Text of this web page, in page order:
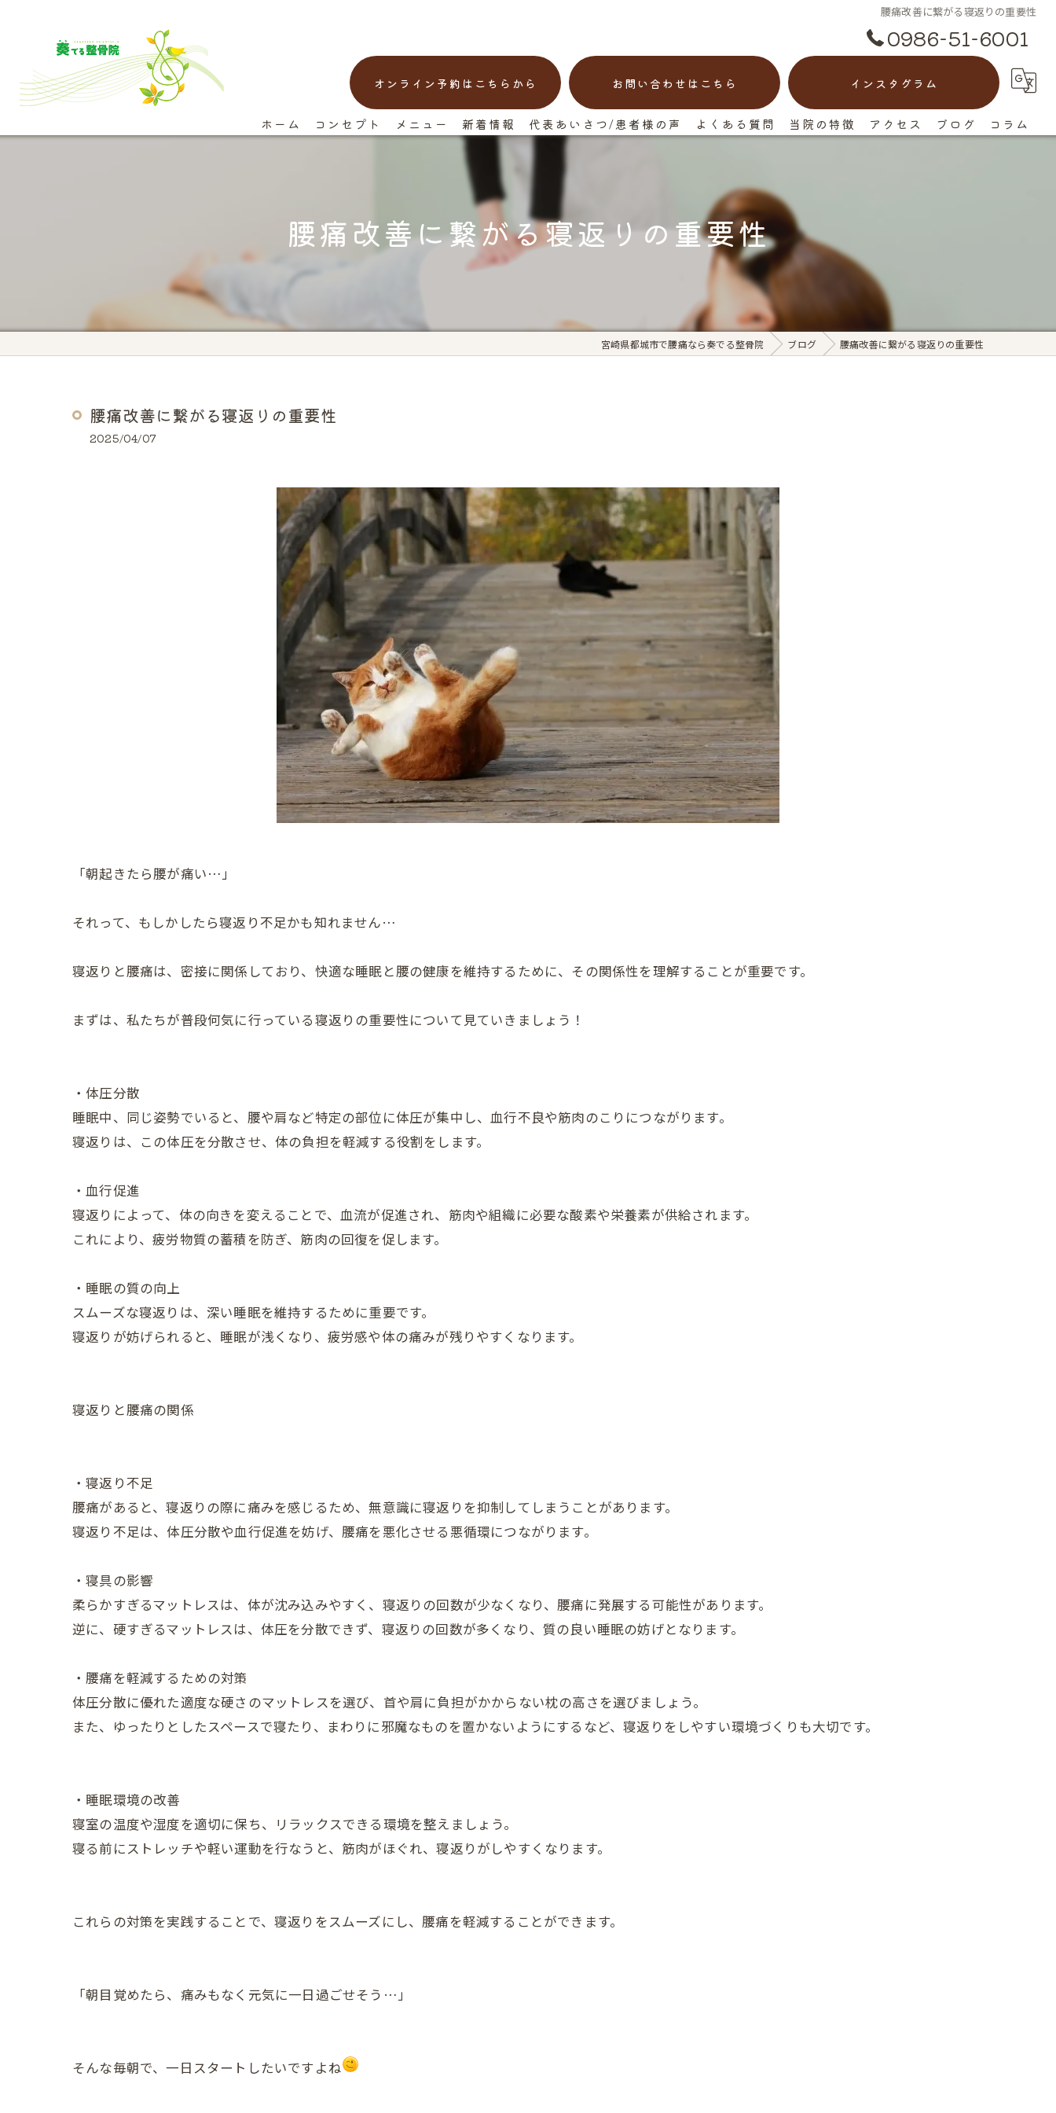
腰痛改善に繋がる寝返りの重要性
0986-51-6001
オンライン予約はこちらから お問い合わせはこちら インスタグラム
ホーム コンセプト メニュー 新着情報 代表あいさつ/患者様の声 よくある質問 当院の特徴
ぎっくり腰
アクセス ブログ コラム
腰痛改善に繋がる寝返りの重要性
宮崎県都城市で腰痛なら奏でる整骨院 ブログ 腰痛改善に繋がる寝返りの重要性
腰痛改善に繋がる寝返りの重要性
2025/04/07
「朝起きたら腰が痛い…」
それって、もしかしたら寝返り不足かも知れません…
寝返りと腰痛は、密接に関係しており、快適な睡眠と腰の健康を維持するために、その関係性を理解することが重要です。
まずは、私たちが普段何気に行っている寝返りの重要性について見ていきましょう！
・体圧分散
睡眠中、同じ姿勢でいると、腰や肩など特定の部位に体圧が集中し、血行不良や筋肉のこりにつながります。
寝返りは、この体圧を分散させ、体の負担を軽減する役割をします。
・血行促進
寝返りによって、体の向きを変えることで、血流が促進され、筋肉や組織に必要な酸素や栄養素が供給されます。
これにより、疲労物質の蓄積を防ぎ、筋肉の回復を促します。
・睡眠の質の向上
スムーズな寝返りは、深い睡眠を維持するために重要です。
寝返りが妨げられると、睡眠が浅くなり、疲労感や体の痛みが残りやすくなります。
寝返りと腰痛の関係
・寝返り不足
腰痛があると、寝返りの際に痛みを感じるため、無意識に寝返りを抑制してしまうことがあります。
寝返り不足は、体圧分散や血行促進を妨げ、腰痛を悪化させる悪循環につながります。
・寝具の影響
柔らかすぎるマットレスは、体が沈み込みやすく、寝返りの回数が少なくなり、腰痛に発展する可能性があります。
逆に、硬すぎるマットレスは、体圧を分散できず、寝返りの回数が多くなり、質の良い睡眠の妨げとなります。
・腰痛を軽減するための対策
体圧分散に優れた適度な硬さのマットレスを選び、首や肩に負担がかからない枕の高さを選びましょう。
また、ゆったりとしたスペースで寝たり、まわりに邪魔なものを置かないようにするなど、寝返りをしやすい環境づくりも大切です。
・睡眠環境の改善
寝室の温度や湿度を適切に保ち、リラックスできる環境を整えましょう。
寝る前にストレッチや軽い運動を行なうと、筋肉がほぐれ、寝返りがしやすくなります。
これらの対策を実践することで、寝返りをスムーズにし、腰痛を軽減することができます。
「朝目覚めたら、痛みもなく元気に一日過ごせそう…」
そんな毎朝で、一日スタートしたいですよね